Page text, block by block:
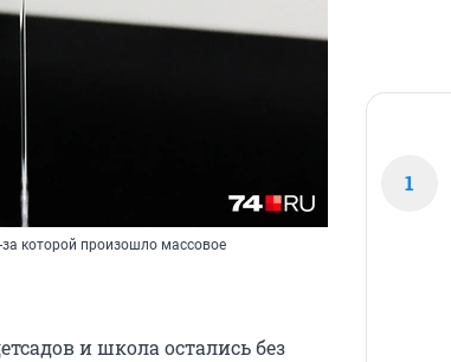
которой произошло массовое
и школа остались без
1